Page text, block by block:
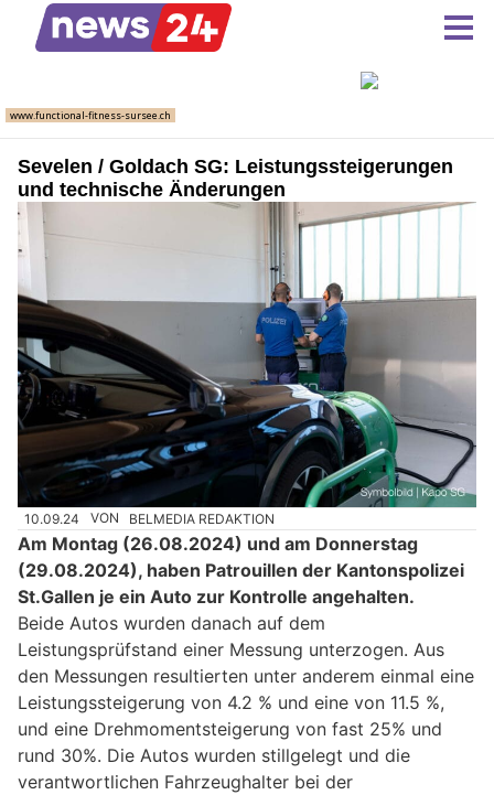
Sevelen / Goldach SG: Leistungssteigerungen
und technische Änderungen
10.09.24 VON BELMEDIA REDAKTION
Am Montag (26.08.2024) und am Donnerstag
(29.08.2024), haben Patrouillen der Kantonspolizei
St.Gallen je ein Auto zur Kontrolle angehalten.
Beide Autos wurden danach auf dem
Leistungsprüfstand einer Messung unterzogen. Aus
den Messungen resultierten unter anderem einmal eine
Leistungssteigerung von 4.2 % und eine von 11.5 %,
und eine Drehmomentsteigerung von fast 25% und
rund 30%. Die Autos wurden stillgelegt und die
verantwortlichen Fahrzeughalter bei der